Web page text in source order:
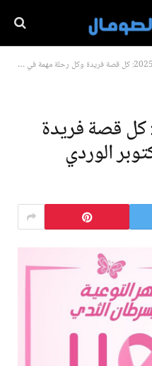
الثدي 2025: كل قصة فريدة
الوردي